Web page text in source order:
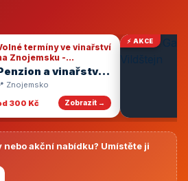
termíny ve vinařství
Znojemsku -
vín
a vinařství
Znojemsko
300 Kč
Zobrazit →
⚡ AKCE
nebo akční nabídku? Umístěte ji